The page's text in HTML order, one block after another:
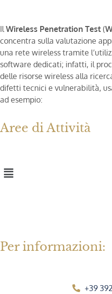
Il Wireless Penetration Test (
concentra sulla valutazione
una rete wireless tramite
software dedicati; infatti, il
delle risorse wireless alla
difetti tecnici e vulnerabilità,
ad esempio:
Aree di Attività
Per informazioni:
+39